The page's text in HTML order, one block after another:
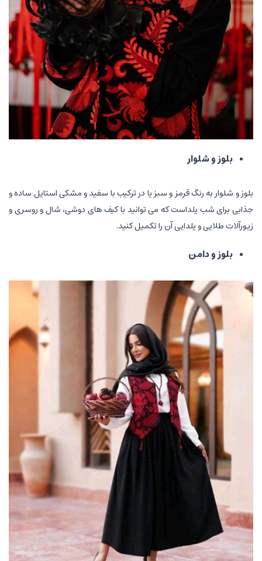
بلوز و شلوار
بلوز و شلوار به رنگ قرمز و سبز یا در ترکیب با سفید و مشکی استایل ساده و
جذابی برای شب یلداست که می توانید با کیف های دوشی، شال و روسری و
زیورآلات طلایی و یلدایی آن را تکمیل کنید.
بلوز و دامن